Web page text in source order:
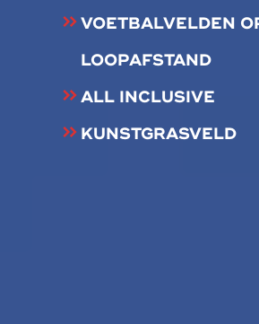
VOETBALVELDEN
LOOPAFSTAND
ALL INCLUSIVE
KUNSTGRASVELD